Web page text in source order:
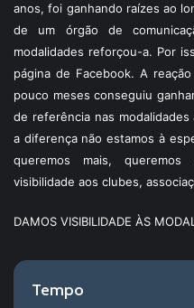
anos, foi ganhando raízes ao
de um órgão de
modalidades reforçou-a. Por
página de Facebook. A
pouco meses conseguiu
de referência nas
a diferença não estamos à
queremos mais,
visibilidade aos clubes,
DAMOS VISIBILIDADE ÀS
Tempo